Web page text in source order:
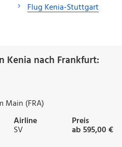
Flug Kenia-Stuttgart
Kenia nach Frankfurt:
Main (FRA)
Airline
SV
Preis
ab 595,00 €